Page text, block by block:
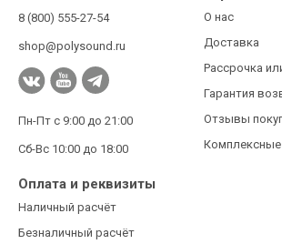
8 (800) 555-27-54
shop@polysound.ru
Пн-Пт с 9:00 до 21:00
Сб-Вс 10:00 до 18:00
О нас
Доставка
Рассрочка
Гарантия
Отзывы
Оплата и реквизиты
Наличный расчёт
Безналичный расчёт